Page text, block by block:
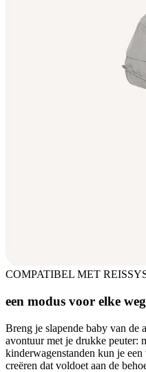
COMPATIBEL MET
een modus voor elke weg
Breng je slapende baby van de
avontuur met je drukke peuter:
kinderwagenstanden kun je
creëren dat voldoet aan de